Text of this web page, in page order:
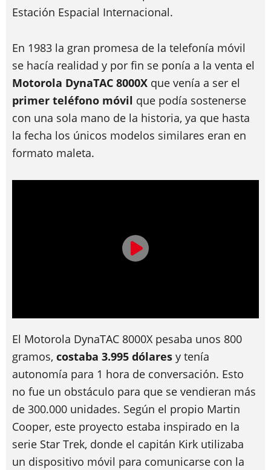
Estación Espacial Internacional.
En 1983 la gran promesa de la telefonía móvil
se hacía realidad y por fin se ponía a la venta el
Motorola DynaTAC 8000X que venía a ser el
primer teléfono móvil que podía sostenerse
con una sola mano de la historia, ya que hasta
la fecha los únicos modelos similares eran en
formato maleta.
El Motorola DynaTAC 8000X pesaba unos 800
gramos, costaba 3.995 dólares y tenía
autonomía para 1 hora de conversación. Esto
no fue un obstáculo para que se vendieran más
de 300.000 unidades. Según el propio Martin
Cooper, este proyecto estaba inspirado en la
serie Star Trek, donde el capitán Kirk utilizaba
un dispositivo móvil para comunicarse con la